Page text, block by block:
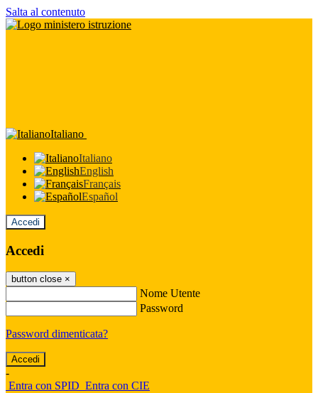
Salta al contenuto
Italiano
Italiano
English
Français
Español
Accedi
Accedi
button close ×
Nome Utente
Password
Password dimenticata?
-
Entra con SPID Entra con CIE